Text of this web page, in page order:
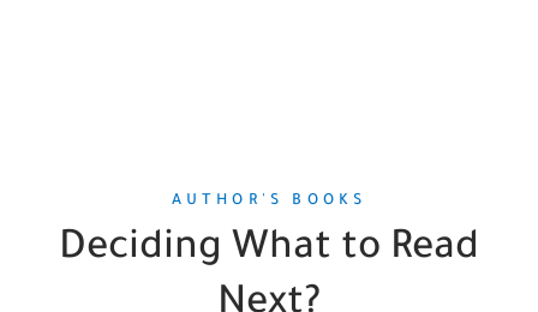
AUTHOR'S BOOKS
Deciding What to Read